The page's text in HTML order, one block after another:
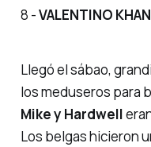
8 -VALENTINO
Llegó el sábao,
los meduseros para
Mike y Hardwell
Los belgas hicieron